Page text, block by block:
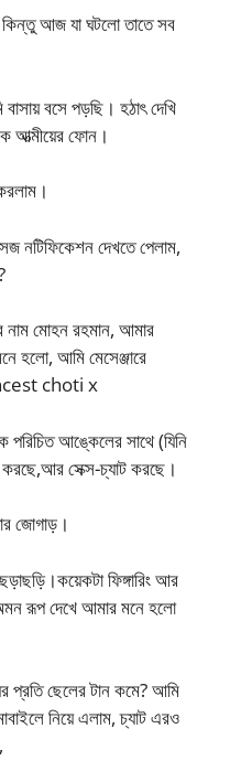
আজ যা ঘটলো তাতে সব
বসে পড়ছি। হঠাৎ দেখি
আত্মীয়ের ফোন।
নটিফিকেশন দেখতে পেলাম,
নাম মোহন রহমান, আমার
হলো, আমি মেসেঞ্জারে
choti x
পরিচিত আঙ্কেলের সাথে (যিনি
করছে,আর সেক্স-চ্যাট করছে।
জোগাড়।
ফিঙ্গারিং আর
রূপ দেখে আমার মনে হলো
প্রতি ছেলের টান কমে? আমি
নিয়ে এলাম, চ্যাট এরও